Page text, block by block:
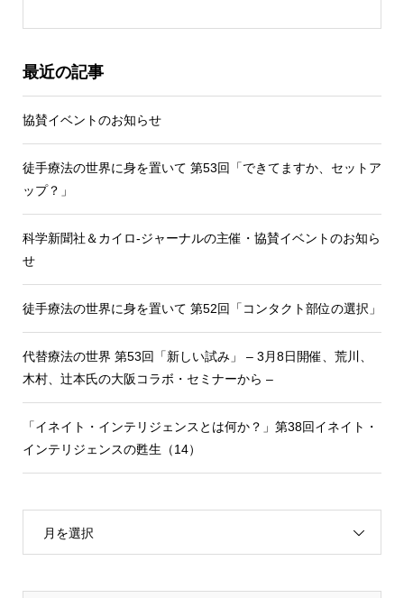
最近の記事
協賛イベントのお知らせ
徒手療法の世界に身を置いて 第53回「できてますか、セットア
ップ？」
科学新聞社＆カイロ-ジャーナルの主催・協賛イベントのお知ら
せ
徒手療法の世界に身を置いて 第52回「コンタクト部位の選択」
代替療法の世界 第53回「新しい試み」 – 3月8日開催、荒川、
木村、辻本氏の大阪コラボ・セミナーから –
「イネイト・インテリジェンスとは何か？」第38回イネイト・
インテリジェンスの甦生（14）
月を選択